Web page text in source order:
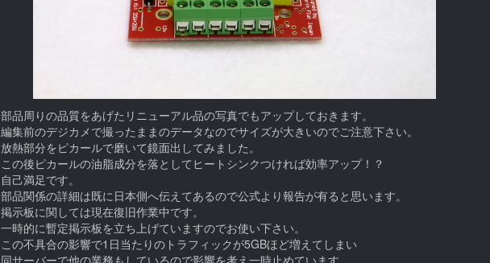
部品周りの品質をあげたリニューアル品の写真でもアップしておきます。
編集前のデジカメで撮ったままのデータなのでサイズが大きいのでご注意下さい。
放熱部分をピカールで磨いて鏡面出してみました。
この後ピカールの油脂成分を落としてヒートシンクつければ効率アップ！？
自己満足です。
部品関係の詳細は既に日本側へ伝えてあるので公式より報告が有ると思います。
掲示板に関しては現在復旧作業中です。
一時的に暫定掲示板を立ち上げていますのでお使い下さい。
この不具合の影響で1日当たりのトラフィックが5GBほど増えてしまい
同サーバーで他の業務もしているので影響を考え一時止めています。